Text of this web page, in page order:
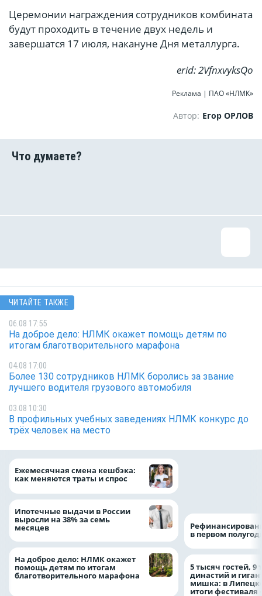
Церемонии награждения сотрудников комбината
будут проходить в течение двух недель и
завершатся 17 июля, накануне Дня металлурга.
erid: 2VfnxvyksQo
Реклама | ПАО «НЛМК»
Автор: Егор ОРЛОВ
ЧИТАЙТЕ ТАКЖЕ
06.08 17:55
На доброе дело: НЛМК окажет помощь детям по
итогам благотворительного марафона
04.08 17:00
Более 130 сотрудников НЛМК боролись за звание
лучшего водителя грузового автомобиля
03.08 10:30
В профильных учебных заведениях НЛМК конкурс до
трёх человек на место
Ежемесячная смена кешбэка:
как меняются траты и спрос
Ипотечные выдачи в России
выросли на 38% за семь
месяцев
На доброе дело: НЛМК окажет
помощь детям по итогам
благотворительного марафона
в первом
5 тысяч гостей, 9
династий и
мишка: в
итоги фестиваля